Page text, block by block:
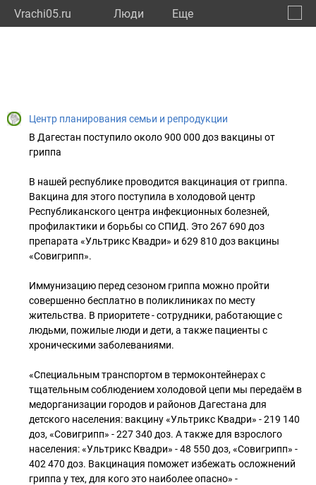
Vrachi05.ru Люди Eще
Центр планирования семьи и репродукции
В Дагестан поступило около 900 000 доз вакцины от
гриппа
В нашей республике проводится вакцинация от гриппа.
Вакцина для этого поступила в холодовой центр
Республиканского центра инфекционных болезней,
профилактики и борьбы со СПИД. Это 267 690 доз
препарата «Ультрикс Квадри» и 629 810 доз вакцины
«Совигрипп».
Иммунизацию перед сезоном гриппа можно пройти
совершенно бесплатно в поликлиниках по месту
жительства. В приоритете - сотрудники, работающие с
людьми, пожилые люди и дети, а также пациенты с
хроническими заболеваниями.
«Специальным транспортом в термоконтейнерах с
тщательным соблюдением холодовой цепи мы передаём в
медорганизации городов и районов Дагестана для
детского населения: вакцину «Ультрикс Квадри» - 219 140
доз, «Совигрипп» - 227 340 доз. А также для взрослого
населения: «Ультрикс Квадри» - 48 550 доз, «Совигрипп» -
402 470 доз. Вакцинация поможет избежать осложнений
гриппа у тех, для кого это наиболее опасно» -